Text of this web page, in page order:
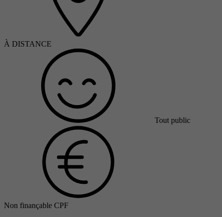
À DISTANCE
Tout public
Non finançable CPF